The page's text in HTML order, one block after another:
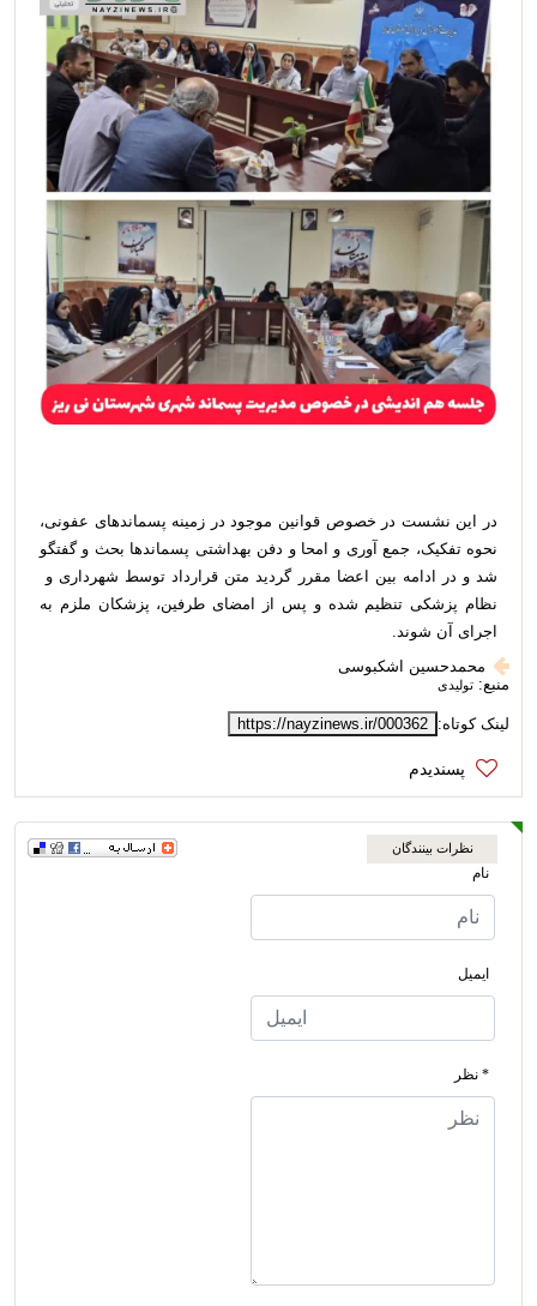
در این نشست در خصوص قوانین موجود در زمینه پسماندهای عفونی،
نحوه تفکیک، جمع آوری و امحا و دفن بهداشتی پسماندها بحث و گفتگو
شد و در ادامه بین اعضا مقرر گردید متن قرارداد توسط شهرداری و
نظام پزشکی تنظیم شده و پس از امضای طرفین، پزشکان ملزم به
اجرای آن شوند.
محمدحسین اشکبوسی
منبع: تولیدی
لینک کوتاه: https://nayzinews.ir/000362
نظرات بینندگان
نام
ایمیل
* نظر